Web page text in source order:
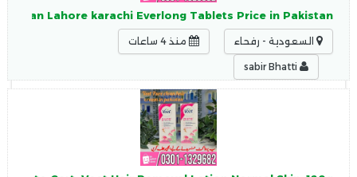
Lahore karachi Everlong Tablets Price in Pakistan.
السعودية - رفحاء منذ 4 ساعات